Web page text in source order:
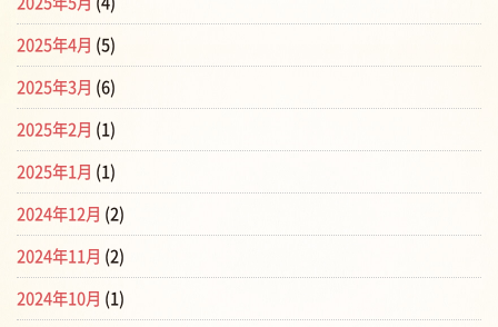
2025年4月 (5)
2025年3月 (6)
2025年2月 (1)
2025年1月 (1)
2024年12月 (2)
2024年11月 (2)
2024年10月 (1)